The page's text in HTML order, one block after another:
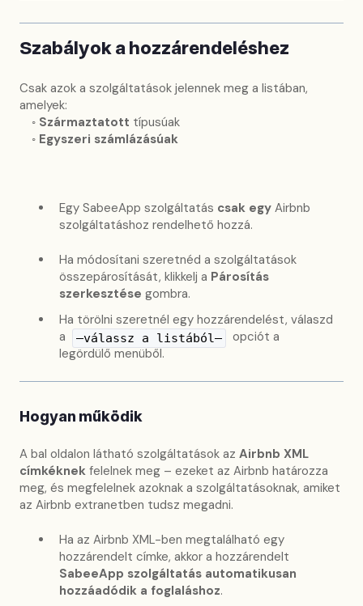
Szabályok a hozzárendeléshez
Csak azok a szolgáltatások jelennek meg a listában,
amelyek:
◦ Származtatott típusúak
◦ Egyszeri számlázásúak
Egy SabeeApp szolgáltatás csak egy Airbnb
szolgáltatáshoz rendelhető hozzá.
Ha módosítani szeretnéd a szolgáltatások
összepárosítását, klikkelj a Párosítás
szerkesztése gombra.
Ha törölni szeretnél egy hozzárendelést, válaszd
a
—válassz a listából—
opciót a
legördülő menüből.
Hogyan működik
A bal oldalon látható szolgáltatások az Airbnb XML
címkéknek felelnek meg – ezeket az Airbnb határozza
meg, és megfelelnek azoknak a szolgáltatásoknak, amiket
az Airbnb extranetben tudsz megadni.
Ha az Airbnb XML-ben megtalálható egy
hozzárendelt címke, akkor a hozzárendelt
SabeeApp szolgáltatás automatikusan
hozzáadódik a foglaláshoz.